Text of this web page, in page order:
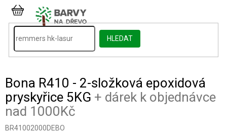
Přejít
obsah
HLEDAT
NÁKUPNÍ
KOŠÍK
Bona R410 - 2-složková epoxidová
pryskyřice 5KG + dárek k objednávce
nad 1000Kč
BR41002000DEBO